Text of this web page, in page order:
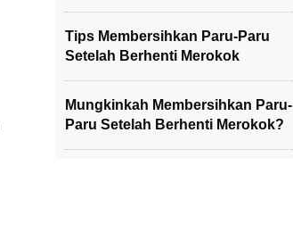
Tips Membersihkan Paru-Paru
Setelah Berhenti Merokok
Mungkinkah Membersihkan Paru-
Paru Setelah Berhenti Merokok?